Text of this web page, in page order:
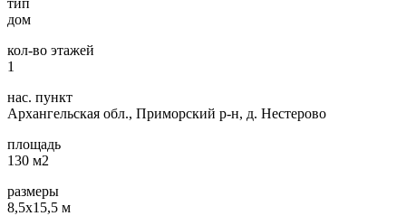
тип
дом
кол-во этажей
1
нас. пункт
Архангельская обл., Приморский р-н, д. Нестерово
площадь
130 м2
размеры
8,5х15,5 м